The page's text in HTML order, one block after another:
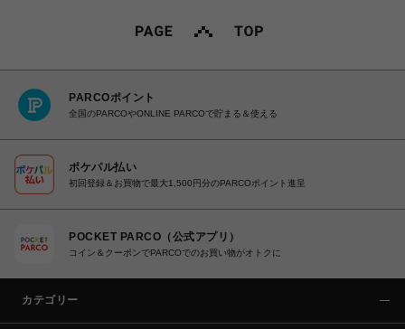
PARCOポイント
全国のPARCOやONLINE PARCOで貯まる＆使える
ポケパル払い
初回登録＆お買物で最大1,500円分のPARCOポイント進呈
POCKET PARCO（公式アプリ）
コイン＆クーポンでPARCOでのお買い物がオトクに
カテゴリー